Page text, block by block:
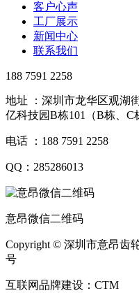
客户心声
工厂展示
新闻中心
联系我们
188 7591 2258
地址 ：深圳市龙华区观湖
亿科技园B栋101（B栋、C
电话 ：188 7591 2258
QQ：285286013
意昂微信二维码
Copyright © 深圳市意昂齿
号
互联网品牌建设：CTM